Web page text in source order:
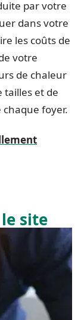
par votre
dans votre
les coûts de
votre
de chaleur
tailles et de
foyer.
site